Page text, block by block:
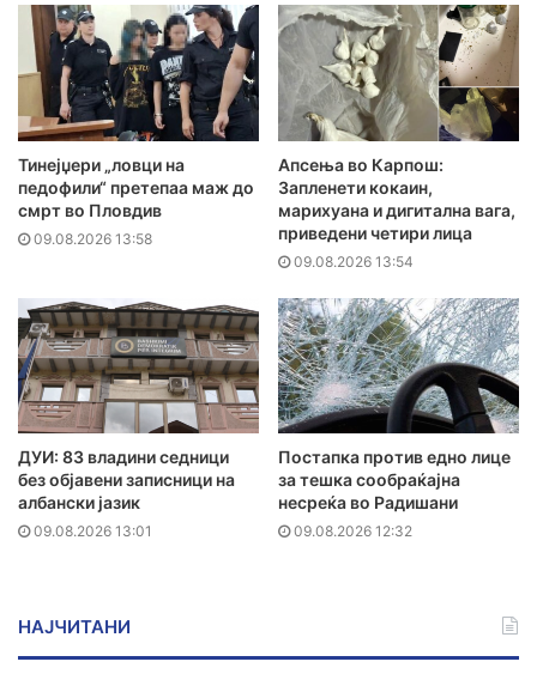
Тинејџери „ловци на
педофили“ претепаа маж до
смрт во Пловдив
09.08.2026 13:58
Апсења во Карпош:
Запленети кокаин,
марихуана и дигитална вага,
приведени четири лица
09.08.2026 13:54
ДУИ: 83 владини седници
без објавени записници на
албански јазик
09.08.2026 13:01
Постапка против едно лице
за тешка сообраќајна
несреќа во Радишани
09.08.2026 12:32
НАЈЧИТАНИ